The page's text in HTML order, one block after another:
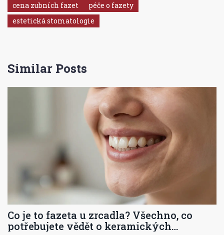
cena zubních fazet
péče o fazety
estetická stomatologie
Similar Posts
Co je to fazeta u zrcadla? Všechno, co
potřebujete vědět o keramických